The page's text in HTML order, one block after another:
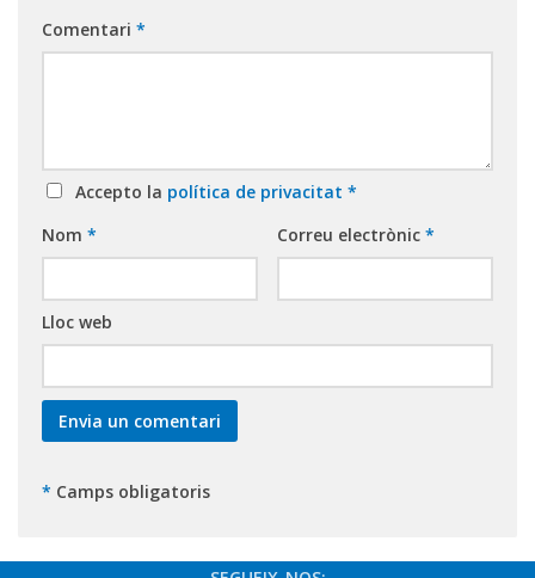
Comentari *
Accepto la política de privacitat *
Nom * Correu electrònic *
Lloc web
* Camps obligatoris